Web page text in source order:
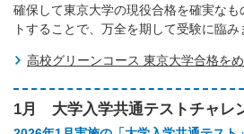
確保して東京大学の現役合格を確実な
トすることで、万全を期して受験に臨み
高校グリーンコース 東京大学合格を
1月 大学入学共通テストチャレ